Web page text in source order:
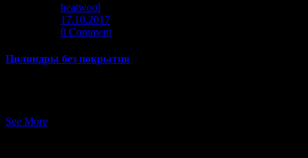
heatwool
17.10.2017
0 Comment
Цилиндры без покрытия
See More